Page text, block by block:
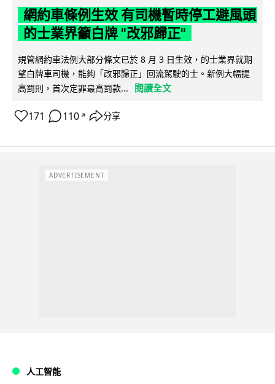
網約車條例生效 有司機暫時停工避風頭
的士業界籲白牌 "改邪歸正"
規管網約車法例大部分條文已於 8 月 3 日生效，的士業界就期
望白牌車司機，能夠「改邪歸正」回流駕駛的士。新例大幅提
高罰則，首次定罪最高罰款...
閱讀全文
171 110 ↗ 分享
ADVERTISEMENT
人工智能